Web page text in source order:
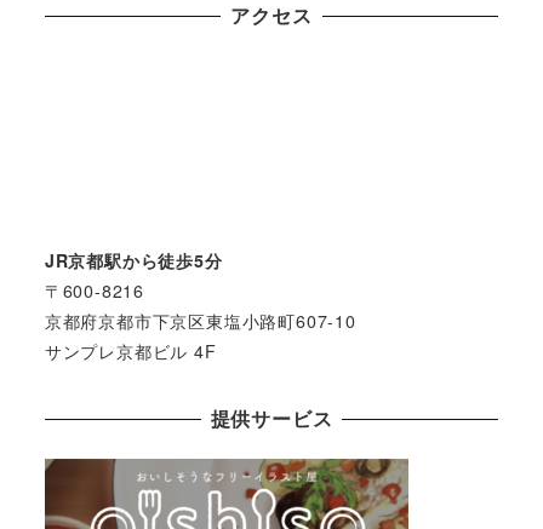
アクセス
JR京都駅から徒歩5分
〒600-8216
京都府京都市下京区東塩小路町607-10
サンプレ京都ビル 4F
提供サービス